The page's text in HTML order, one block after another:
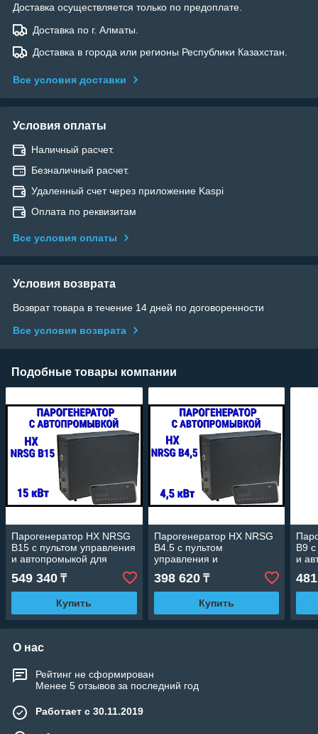
Доставка осуществляется только по предоплате.
Доставка по г. Алматы.
Доставка в города или регионы Республики Казахстан.
Все условия доставки
Условия оплаты
Наличный расчет.
Безналичный расчет.
Удаленный счет через приложение Kaspi
Оплата по реквизитам
Все условия оплаты
Условия возврата
Возврат товара в течение 14 дней по договоренности
Все условия возврата
Подобные товары компании
Парогенератор HX NRSG
B15 c пультом управления
и автопромыкой для
Паровой комнаты
(Мощность 15 кВт, объем
10-18 м3)
549 340 ₸
Купить
Парогенератор HX NRSG
B4.5 c пультом
управления и
автопромыкой для
Паровой комнаты
(Мощность 4,5 кВт, объем
398 620₸
Купить
B9
и
11
О нас
Рейтинг не сформирован
Менее 5 отзывов за последний год
Работает с 30.11.2019